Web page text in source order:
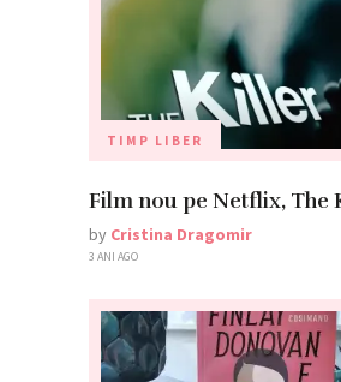
TIMP LIBER
Film nou pe Netflix, The
by Cristina Dragomir
3 ANI AGO